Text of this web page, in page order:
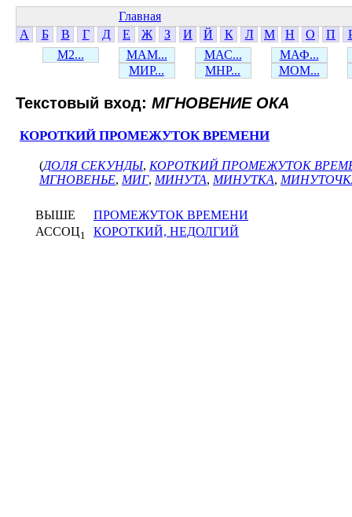
Главная
А
Б В Г Д Е Ж З И Й К Л М Н О П
М2...
МАМ... МАС...
МАФ...
МИР...
МНР... МОМ...
Текстовый вход: МГНОВЕНИЕ ОКА
КОРОТКИЙ ПРОМЕЖУТОК ВРЕМЕНИ
(ДОЛЯ СЕКУНДЫ, КОРОТКИЙ ПРОМЕЖУТОК
МГНОВЕНЬЕ, МИГ, МИНУТА, МИНУТКА,
ВЫШЕ
ПРОМЕЖУТОК ВРЕМЕНИ
АССОЦ1 КОРОТКИЙ, НЕДОЛГИЙ